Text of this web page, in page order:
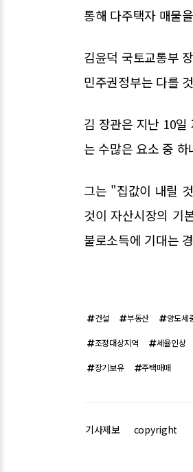
통해 다주택자 매물
김윤덕 국토교통부
민주권정부는 다를
김 장관은 지난 10일
는 수많은 요소 중
그는 "집값이 내릴
것이 자산시장의 기
불로소득에 기대는
건설 부동산 양도세
조정대상지역 세율인상
장기보유 주택매매
기사제보 copyright